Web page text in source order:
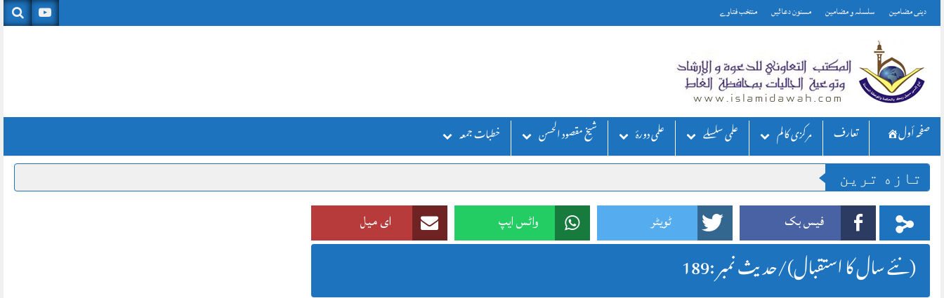
Skipto
content
دینی مضامین سلسلہ و مضامین مسنون دعائیں منتخب فتاوے
صفحه أول تعارف مركزی كالم علمی سلسلے علمی دورۂ شیخ مقصود الحسن خطبات جمعہ
تازه ترين
فیس بک ٹویٹر واٹس ایپ ای میل
(نئے سال کا استقبال)/حديث نمبر :189